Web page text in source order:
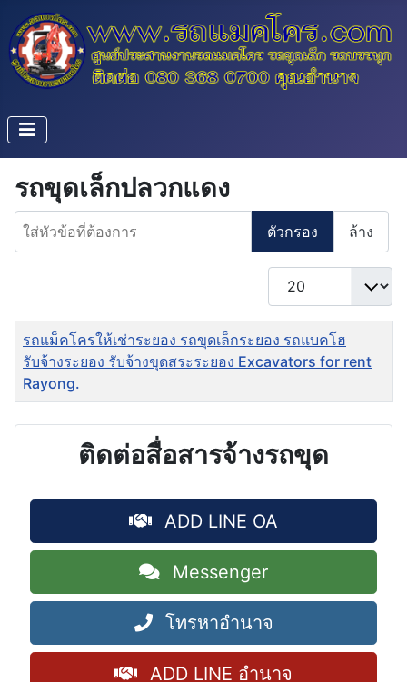
รถขุดเล็กปลวกแดง
ใส่หัวข้อที่ต้องการ
ตัวกรอง ล้าง
แสดง #
ชื่อ
รถแม็คโครให้เช่าระยอง รถขุดเล็กระยอง รถแบคโฮ
รับจ้างระยอง รับจ้างขุดสระระยอง Excavators for rent
Rayong.
ติดต่อสื่อสารจ้างรถขุด
ADD LINE OA
Messenger
โทรหาอำนาจ
ADD LINE อำนาจ